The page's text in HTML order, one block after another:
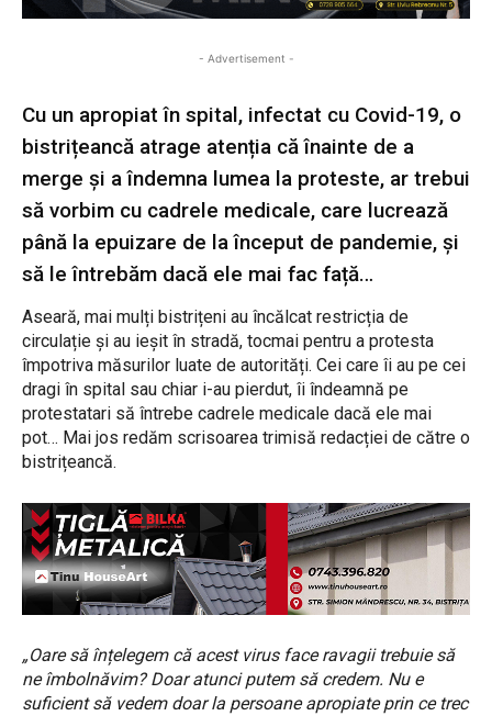
- Advertisement -
Cu un apropiat în spital, infectat cu Covid-19, o
bistrițeancă atrage atenția că înainte de a
merge și a îndemna lumea la proteste, ar trebui
să vorbim cu cadrele medicale, care lucrează
până la epuizare de la început de pandemie, și
să le întrebăm dacă ele mai fac față…
Aseară, mai mulți bistrițeni au încălcat restricția de
circulație și au ieșit în stradă, tocmai pentru a protesta
împotriva măsurilor luate de autorități. Cei care îi au pe cei
dragi în spital sau chiar i-au pierdut, îi îndeamnă pe
protestatari să întrebe cadrele medicale dacă ele mai
pot… Mai jos redăm scrisoarea trimisă redacției de către o
bistrițeancă.
„Oare să înțelegem că acest virus face ravagii trebuie să
ne îmbolnăvim? Doar atunci putem să credem. Nu e
suficient să vedem doar la persoane apropiate prin ce trec